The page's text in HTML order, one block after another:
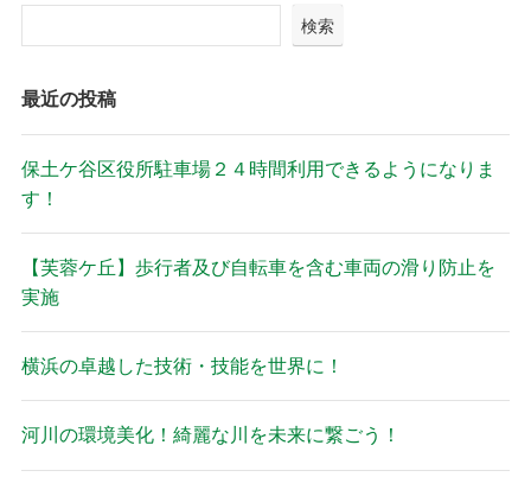
検索
最近の投稿
保土ケ谷区役所駐車場２４時間利用できるようになりま
す！
【芙蓉ケ丘】歩行者及び自転車を含む車両の滑り防止を
実施
横浜の卓越した技術・技能を世界に！
河川の環境美化！綺麗な川を未来に繋ごう！